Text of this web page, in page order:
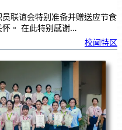
联谊会特别准备并赠送应节食
怀。 在此特别感谢…
校闻特区